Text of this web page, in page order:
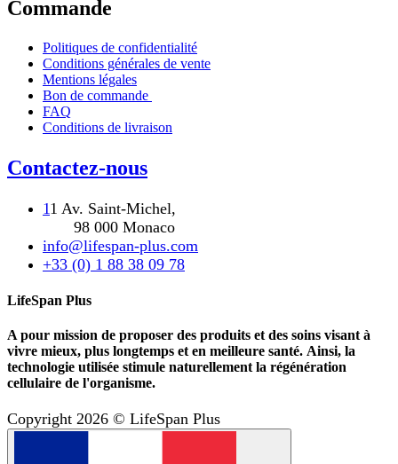
Commande
Politiques de confidentialité
Conditions générales de vente
Mentions légales
Bon de commande
FAQ
Conditions de livraison
Contactez-nous
11 Av. Saint-Michel,
98 000 Monaco
info@lifespan-plus.com
+33 (0) 1 88 38 09 78
LifeSpan Plus
A pour mission de proposer des produits et des soins visant à
vivre mieux, plus longtemps et en meilleure santé. Ainsi, la
technologie utilisée stimule naturellement la régénération
cellulaire de l'organisme.
Copyright 2026 © LifeSpan Plus